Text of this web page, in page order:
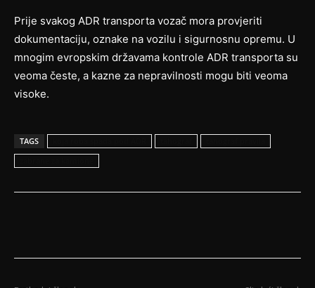
Prije svakog ADR transporta vozač mora provjeriti
dokumentaciju, oznake na vozilu i sigurnosnu opremu. U
mnogim evropskim državama kontrole ADR transporta su
veoma česte, a kazne za nepravilnosti mogu biti veoma
visoke.
TAGS